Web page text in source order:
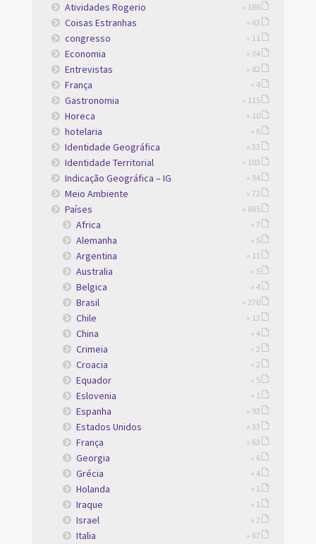
Atividades Rogerio » 186
Coisas Estranhas » 63
congresso » 11
Economia » 34
Entrevistas » 82
França » 4
Gastronomia » 115
Horeca » 10
hotelaria » 6
Identidade Geográfica » 33
Identidade Territorial » 103
Indicação Geográfica – IG » 34
Meio Ambiente » 72
Países » 665
Africa » 7
Alemanha » 5
Argentina » 11
Australia » 5
Belgica » 4
Brasil » 270
Chile » 13
China » 4
Crimeia » 2
Croacia » 2
Equador » 5
Eslovenia » 1
Espanha » 93
Estados Unidos » 33
França » 63
Georgia » 6
Grécia » 4
Holanda » 1
Iraque » 1
Israel » 2
Italia » 67